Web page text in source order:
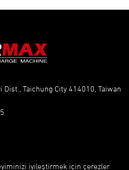
Dist., Taichung City 414010, Taiwan
iyileştirmek için çerezler